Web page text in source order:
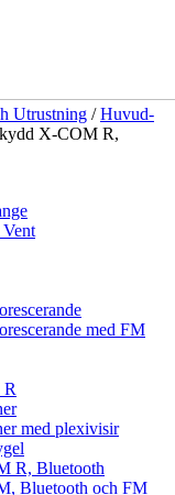
Utrustning /Huvud-
X-COM R,
med FM
med plexivisir
R, Bluetooth
Bluetooth och FM